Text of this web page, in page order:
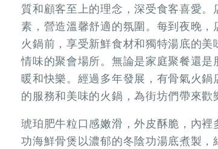
質和顧客至上的理念，深受食客喜愛
素，營造溫馨舒適的氛圍。每到夜晚
火鍋前，享受新鮮食材和獨特湯底的
情味的聚會場所。無論是家庭聚餐還
暖和快樂。經過多年發展，有骨氣火
的服務和美味的火鍋，為街坊們帶來歡
琥珀肥牛粒口感嫩滑，外皮酥脆，內
功海鮮骨煲以濃郁的冬陰功湯底煮製